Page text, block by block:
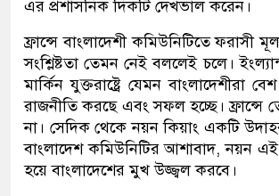
এর প্রশাসনিক দিকটি দেখভাল করেন।
ফ্রান্সে বাংলাদেশী কমিউনিটিতে ফরাসী
সংশ্লিষ্টতা তেমন নেই বললেই চলে।
মার্কিন যুক্তরাষ্ট্রে যেমন বাংলাদেশীরা
রাজনীতি করছে এবং সফল হচ্ছে। ফ্রান্সে
না। সেদিক থেকে নয়ন কিয়াং একটি
বাংলাদেশ কমিউনিটির আশাবাদ, নয়ন এই
হয়ে বাংলাদেশের মুখ উজ্জ্বল করবে।